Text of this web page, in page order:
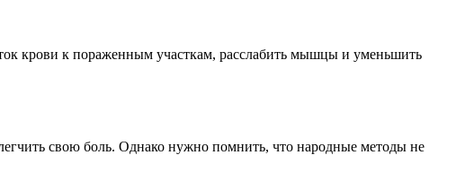
крови к пораженным участкам, расслабить мышцы и уменьшить
свою боль. Однако нужно помнить, что народные методы не